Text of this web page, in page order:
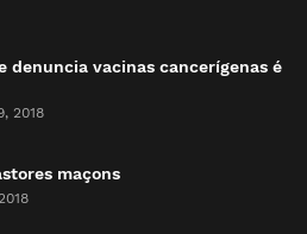
denuncia vacinas cancerígenas é
2018
maçons